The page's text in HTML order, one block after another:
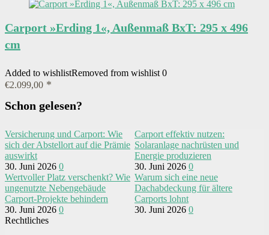
Carport »Erding 1«, Außenmaß BxT: 295 x 496
cm
Added to wishlistRemoved from wishlist 0
€2.099,00
Schon gelesen?
Versicherung und Carport: Wie
sich der Abstellort auf die Prämie
auswirkt
30. Juni 2026 0
Carport effektiv nutzen:
Solaranlage nachrüsten und
Energie produzieren
30. Juni 2026 0
Wertvoller Platz verschenkt? Wie
ungenutzte Nebengebäude
Carport-Projekte behindern
30. Juni 2026 0
Warum sich eine neue
Dachabdeckung für ältere
Carports lohnt
30. Juni 2026 0
Rechtliches